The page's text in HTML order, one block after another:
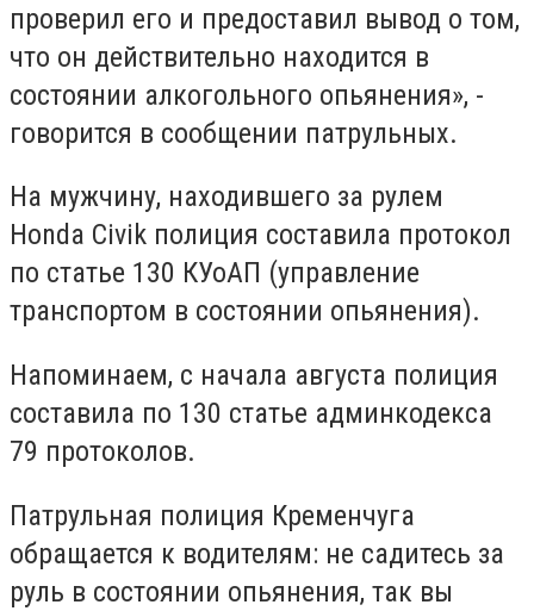
проверил его и предоставил вывод о том,
что он действительно находится в
состоянии алкогольного опьянения», -
говорится в сообщении патрульных.
На мужчину, находившего за рулем
Honda Civik полиция составила протокол
по статье 130 КУоАП (управление
транспортом в состоянии опьянения).
Напоминаем, с начала августа полиция
составила по 130 статье админкодекса
79 протоколов.
Патрульная полиция Кременчуга
обращается к водителям: не садитесь за
руль в состоянии опьянения, так вы